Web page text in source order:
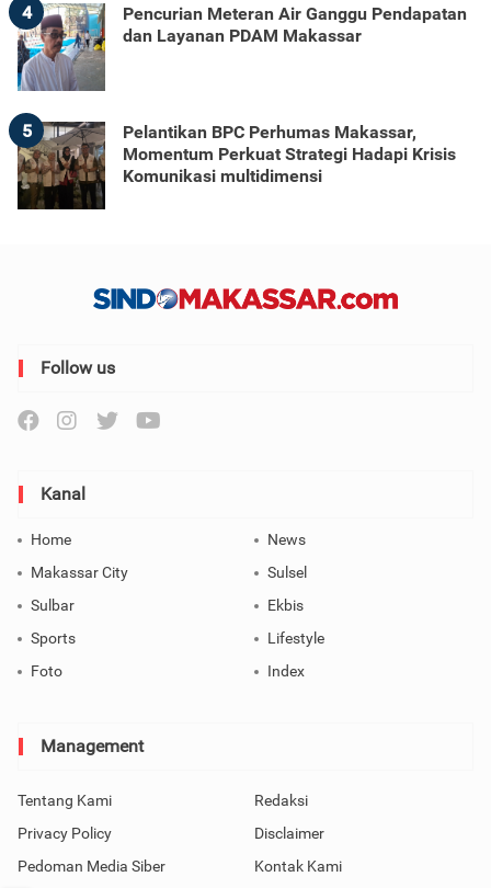
4
Pencurian Meteran Air Ganggu Pendapatan
dan Layanan PDAM Makassar
5
Pelantikan BPC Perhumas Makassar,
Momentum Perkuat Strategi Hadapi Krisis
Komunikasi multidimensi
Follow us
Kanal
Home
News
Makassar City
Sulsel
Sulbar
Ekbis
Sports
Lifestyle
Foto
Index
Management
Tentang Kami
Redaksi
Privacy Policy
Disclaimer
Pedoman Media Siber
Kontak Kami